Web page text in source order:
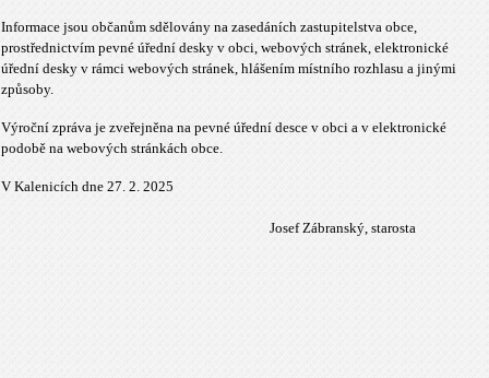
Informace jsou občanům sdělovány na zasedáních zastupitelstva obce,
prostřednictvím pevné úřední desky v obci, webových stránek, elektronické
úřední desky v rámci webových stránek, hlášením místního rozhlasu a jinými
způsoby.
Výroční zpráva je zveřejněna na pevné úřední desce v obci a v elektronické
podobě na webových stránkách obce.
V Kalenicích dne 27. 2. 2025
Josef Zábranský, starosta